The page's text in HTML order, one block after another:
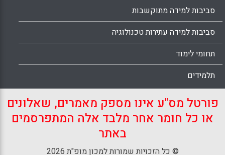
סביבות למידה מתוקשבות
סביבות למידה עתירות טכנולוגיה
תחומי לימוד
תלמידים
פורטל מס"ע אינו מספק מאמרים, שאלונים
או כל חומר אחר מלבד אלה המתפרסמים
באתר
© כל הזכויות שמורות למכון מופ"ת 2026